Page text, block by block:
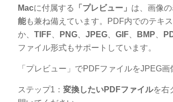
Macに付属する 「プレビュー」 は、画像
能も兼ね備えています。PDF内でのテキ
か、 TIFF PNG JPEG GIF BMP
ファイル形式もサポートしています。
「プレビュー」でPDFファイルをJPEG
ステップ1： 変換したいPDFファイルを右